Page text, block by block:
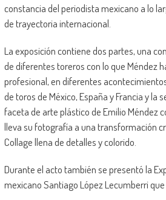
constancia del periodista mexicano a lo
de trayectoria internacional.
La exposición contiene dos partes, una
de diferentes toreros con lo que Méndez
profesional, en diferentes
de toros de México, España y Francia y la
faceta de arte plástico de Emilio Méndez
lleva su fotografía a una transformación
Collage llena de detalles y colorido.
Durante el acto también se presentó la
mexicano Santiago López Lecumberri que